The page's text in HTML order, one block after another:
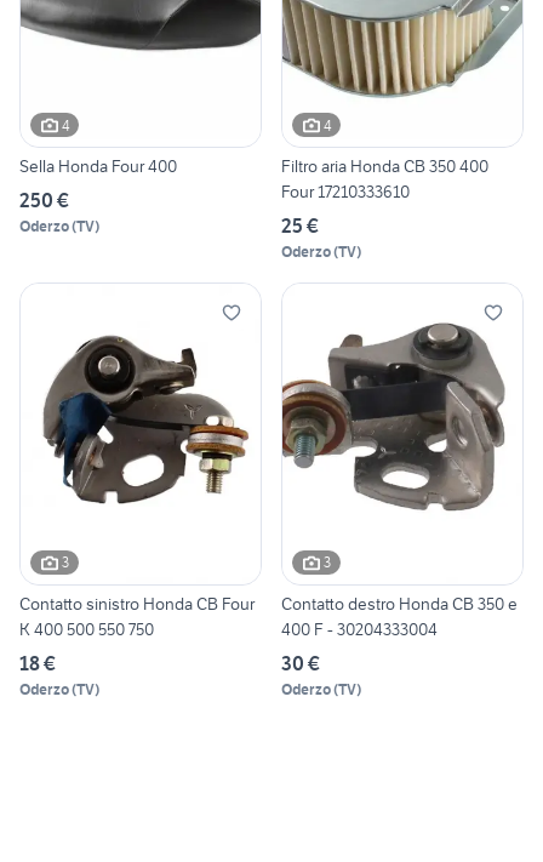
4
Sella Honda Four 400
250 €
Oderzo(TV)
4
Filtro aria Honda CB 350 400
Four 17210333610
25 €
Oderzo(TV)
3
Contatto sinistro Honda CB Four
K 400 500 550 750
18 €
Oderzo(TV)
3
Contatto destro Honda CB 350 e
400 F - 30204333004
30 €
Oderzo(TV)